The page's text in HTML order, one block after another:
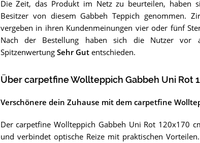
Die Zeit, das Produkt im Netz zu beurteilen, haben
Besitzer von diesem Gabbeh Teppich genommen.
vergeben in ihren Kundenmeinungen vier oder fünf
Nach der Bestellung haben sich die Nutzer vor
Spitzenwertung Sehr Gutentschieden.
Über carpetfine Wollteppich Gabbeh Uni Rot
Verschönere dein Zuhause mit dem carpetfine
Der carpetfine Wollteppich Gabbeh Uni Rot 120x170
und verbindet optische Reize mit praktischen